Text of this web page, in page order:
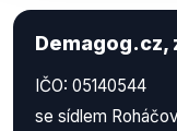
Demagog.cz,
IČO: 05140544
se sídlem